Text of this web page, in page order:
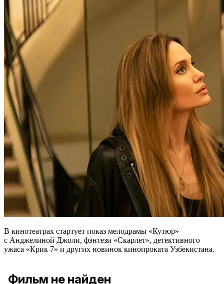
В кинотеатрах стартует показ мелодрамы «Кутюр»
с Анджелиной Джоли, фэнтези «Скарлет», детективного
ужаса «Крик 7» и других новинок кинопроката Узбекистана.